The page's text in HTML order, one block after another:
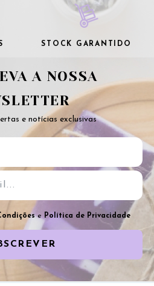
STOCK GARANTIDO
A NOSSA
e notícias exclusivas
e Política de Privacidade